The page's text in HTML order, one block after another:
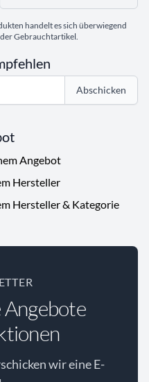
handelt es sich überwiegend
Gebrauchtartikel.
Abschicken
Angebot
Hersteller
Hersteller & Kategorie
Angebote
wir eine E-